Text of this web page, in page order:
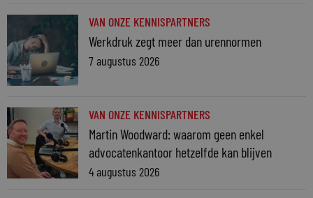
VAN ONZE KENNISPARTNERS
Werkdruk zegt meer dan urennormen
7 augustus 2026
VAN ONZE KENNISPARTNERS
Martin Woodward: waarom geen enkel
advocatenkantoor hetzelfde kan blijven
4 augustus 2026